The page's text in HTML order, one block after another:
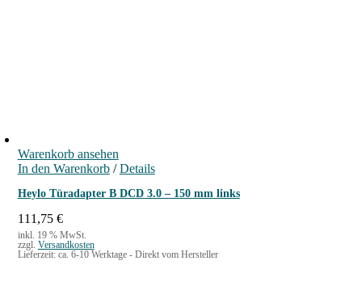
Warenkorb ansehen
In den Warenkorb / Details
Heylo Türadapter B DCD 3.0 – 150 mm links
111,75 €
inkl. 19 % MwSt.
zzgl. Versandkosten
Lieferzeit: ca. 6-10 Werktage - Direkt vom Hersteller